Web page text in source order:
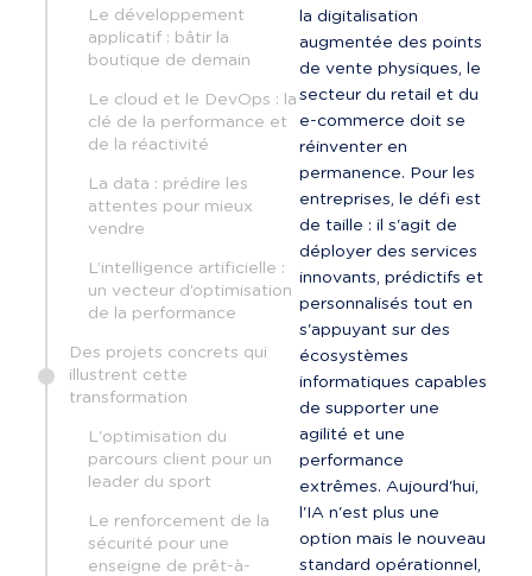
Le développement
applicatif : bâtir la
boutique de demain
Le cloud et le DevOps : la
clé de la performance et
de la réactivité
La data : prédire les
attentes pour mieux
vendre
L’intelligence artificielle :
un vecteur d’optimisation
de la performance
Des projets concrets qui
illustrent cette
transformation
L'optimisation du
parcours client pour un
leader du sport
Le renforcement de la
sécurité pour une
enseigne de prêt-à-
la digitalisation
augmentée des points
de vente physiques, le
secteur du retail et du
e-commerce doit se
réinventer en
permanence. Pour les
entreprises, le défi est
de taille : il s'agit de
déployer des services
innovants, prédictifs et
personnalisés tout en
s'appuyant sur des
écosystèmes
informatiques capables
de supporter une
agilité et une
performance
extrêmes. Aujourd'hui,
l'IA n'est plus une
option mais le nouveau
standard opérationnel,